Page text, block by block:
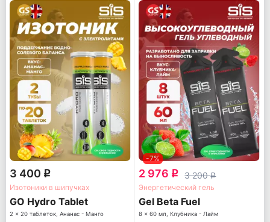
3 400 q
Изотоники в шипучках
GO Hydro Tablet
2 x 20 таблеток, Ананас - Манго
-7%
2 976 q 3 200q
Энергетический гель
Gel Beta Fuel
8 x 60 мл, Клубника - Лайм